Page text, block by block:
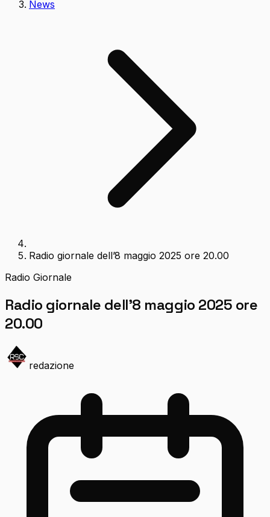
News
Radio giornale dell’8 maggio 2025 ore 20.00
Radio Giornale
Radio giornale dell’8 maggio 2025 ore
20.00
redazione